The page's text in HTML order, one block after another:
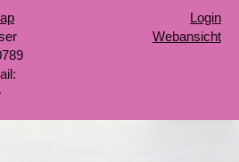
Login
Webansicht